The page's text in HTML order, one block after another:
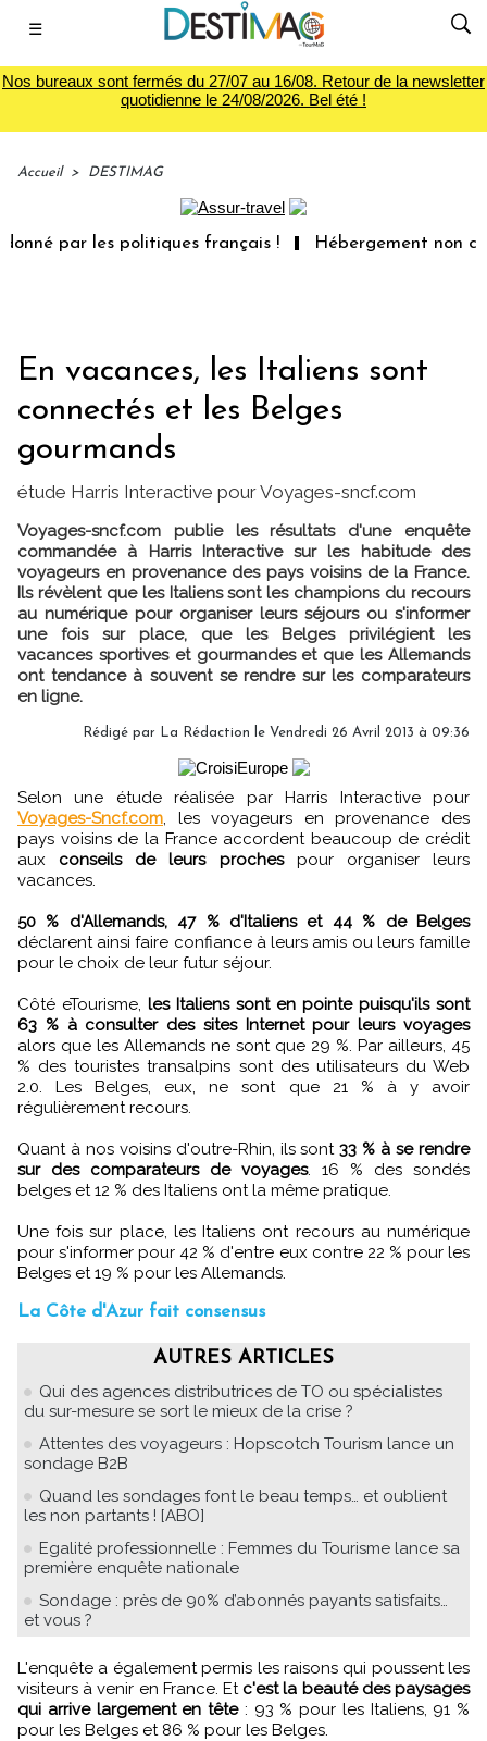
☰
Nos bureaux sont fermés du 27/07 au 16/08. Retour de la newsletter
quotidienne le 24/08/2026. Bel été !
Accueil > DESTIMAG
par les politiques français ! Hébergement non
En vacances, les Italiens sont
connectés et les Belges
gourmands
étude Harris Interactive pour Voyages-sncf.com
Voyages-sncf.com publie les résultats d'une enquête
commandée à Harris Interactive sur les habitude des
voyageurs en provenance des pays voisins de la France.
Ils révèlent que les Italiens sont les champions du recours
au numérique pour organiser leurs séjours ou s'informer
une fois sur place, que les Belges privilégient les
vacances sportives et gourmandes et que les Allemands
ont tendance à souvent se rendre sur les comparateurs
en ligne.
Rédigé par La Rédaction le Vendredi 26 Avril 2013 à 09:36
Selon une étude réalisée par Harris Interactive pour
Voyages-Sncf.com , les voyageurs en provenance des
pays voisins de la France accordent beaucoup de crédit
aux conseils de leurs prochespour organiser leurs
vacances.
50 % d'Allemands, 47 % d'Italiens et 44 % de Belges
déclarent ainsi faire confiance à leurs amis ou leurs famille
pour le choix de leur futur séjour.
Côté eTourisme, les Italiens sont en pointe puisqu'ils sont
63 % à consulter des sites Internet pour leurs voyages
alors que les Allemands ne sont que 29 %. Par ailleurs, 45
% des touristes transalpins sont des utilisateurs du Web
2.0. Les Belges, eux, ne sont que 21 % à y avoir
régulièrement recours.
Quant à nos voisins d'outre-Rhin, ils sont33 % à se rendre
sur des comparateurs de voyages. 16 % des sondés
belges et 12 % des Italiens ont la même pratique.
Une fois sur place, les Italiens ont recours au numérique
pour s'informer pour 42 % d'entre eux contre 22 % pour les
Belges et 19 % pour les Allemands.
La Côte d'Azur fait consensus
AUTRES ARTICLES
Qui des agences distributrices de TO ou spécialistes
du sur-mesure se sort le mieux de la crise ?
Attentes des voyageurs : Hopscotch Tourism lance un
sondage B2B
Quand les sondages font le beau temps… et oublient
les non partants ! [ABO]
Egalité professionnelle : Femmes du Tourisme lance sa
première enquête nationale
Sondage : près de 90% d’abonnés payants satisfaits…
et vous ?
L'enquête a également permis les raisons qui poussent les
visiteurs à venir en France. Et c'est la beauté des paysages
qui arrive largement en tête: 93 % pour les Italiens, 91 %
pour les Belges et 86 % pour les Belges.